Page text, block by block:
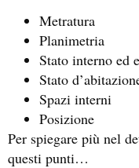
Metratura
Planimetria
Stato interno ed
Stato
Spazi interni
Posizione
Per spiegare più nel
questi punti…